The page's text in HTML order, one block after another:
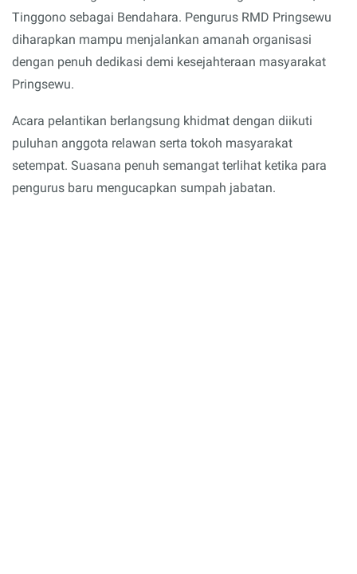
Tinggono sebagai Bendahara. Pengurus RMD Pringsewu
diharapkan mampu menjalankan amanah organisasi
dengan penuh dedikasi demi kesejahteraan masyarakat
Pringsewu.
Acara pelantikan berlangsung khidmat dengan diikuti
puluhan anggota relawan serta tokoh masyarakat
setempat. Suasana penuh semangat terlihat ketika para
pengurus baru mengucapkan sumpah jabatan.